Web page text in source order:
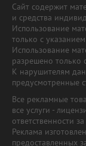
Сайт содержит
и средства
Использование
только с
Использование
разрешено только
К нарушителям
предусмотренные
Все рекламные
все услуги -
ответственности
Реклама
предоставленных